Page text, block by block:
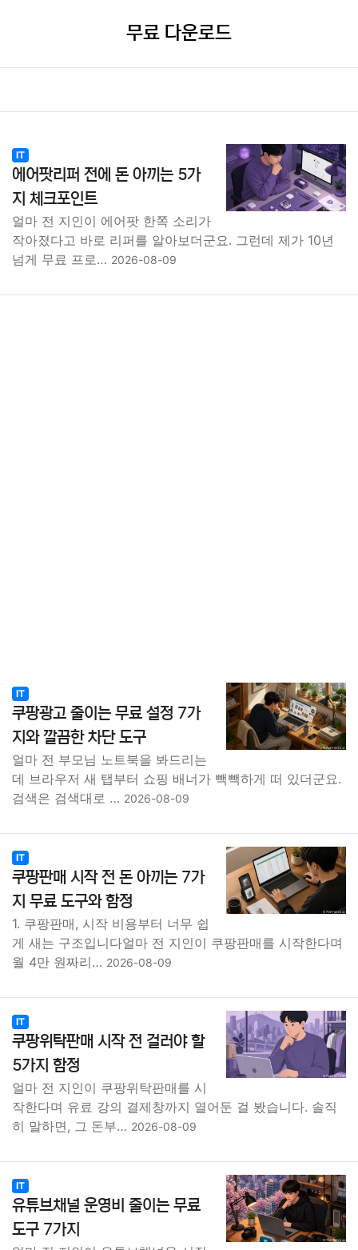
무료 다운로드
IT
에어팟리퍼 전에 돈 아끼는 5가
지 체크포인트
얼마 전 지인이 에어팟 한쪽 소리가
작아졌다고 바로 리퍼를 알아보더군요. 그런데 제가 10년
넘게 무료 프로… 2026-08-09
IT
쿠팡광고 줄이는 무료 설정 7가
지와 깔끔한 차단 도구
얼마 전 부모님 노트북을 봐드리는
데 브라우저 새 탭부터 쇼핑 배너가 빽빽하게 떠 있더군요.
검색은 검색대로 … 2026-08-09
IT
쿠팡판매 시작 전 돈 아끼는 7가
지 무료 도구와 함정
1. 쿠팡판매, 시작 비용부터 너무 쉽
게 새는 구조입니다얼마 전 지인이 쿠팡판매를 시작한다며
월 4만 원짜리… 2026-08-09
IT
쿠팡위탁판매 시작 전 걸러야 할
5가지 함정
얼마 전 지인이 쿠팡위탁판매를 시
작한다며 유료 강의 결제창까지 열어둔 걸 봤습니다. 솔직
히 말하면, 그 돈부… 2026-08-09
IT
유튜브채널 운영비 줄이는 무료
도구 7가지